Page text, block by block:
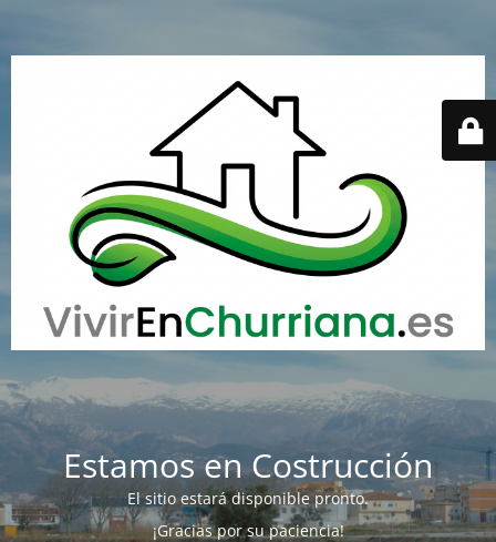
Estamos en Costrucción
El sitio estará disponible pronto.
¡Gracias por su paciencia!